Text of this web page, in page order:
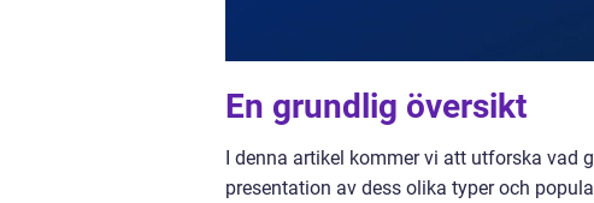
En grundlig översikt
I denna artikel kommer vi att utforska vad
presentation av dess olika typer och